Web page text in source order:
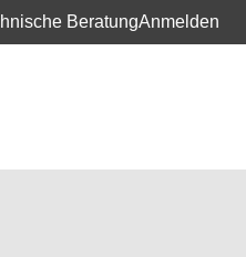
anzeigen
BeratungAnmelden